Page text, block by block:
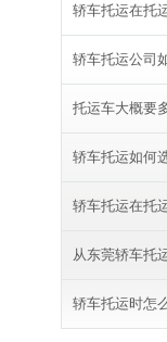
轿车托运在托
轿车托运公司
托运车大概要
轿车托运如何
轿车托运在托
从东莞轿车托
轿车托运时怎